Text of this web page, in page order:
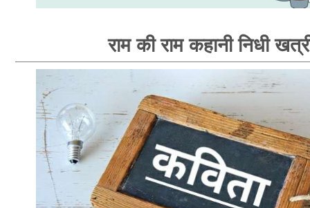
राम की राम कहानी निधी